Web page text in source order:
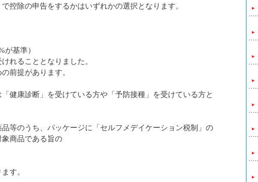
控除の申告をするかはいずれかの選択となります。
が基準）
れることとなりました。
前提があります。
健康診断」を受けている方や「予防接種」を受けている方と
等のうち、パッケージに「セルフメデイケーション税制」の
商品である旨の
す。